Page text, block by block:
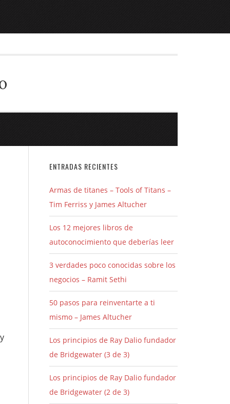
ENTRADAS RECIENTES
Armas de titanes – Tools of Titans –
Tim Ferriss y James Altucher
Los 12 mejores libros de
autoconocimiento que deberías leer
3 verdades poco conocidas sobre los
negocios – Ramit Sethi
50 pasos para reinventarte a ti
mismo – James Altucher
Los principios de Ray Dalio fundador
de Bridgewater (3 de 3)
Los principios de Ray Dalio fundador
de Bridgewater (2 de 3)